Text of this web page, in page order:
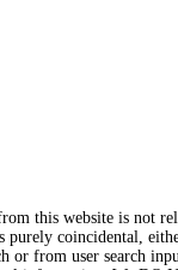
this website is not
purely coincidental,
or from user search